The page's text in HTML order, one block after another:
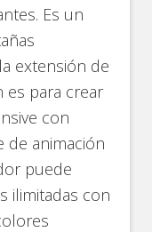
Es un
extensión de
es para crear
con
de animación
puede
ilimitadas con